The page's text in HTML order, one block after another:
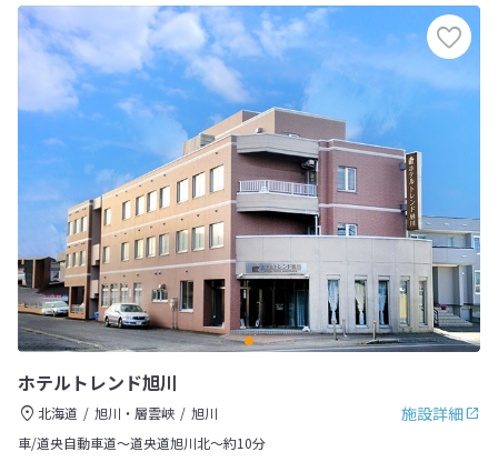
ホテルトレンド旭川
施設詳細
北海道 旭川・層雲峡
旭川
車/道央自動車道～道央道旭川北～約10分